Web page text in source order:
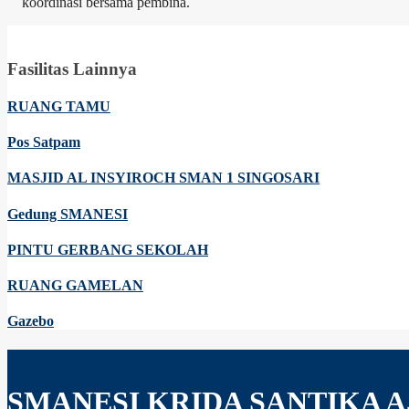
Fasilitas Lainnya
RUANG TAMU
Pos Satpam
MASJID AL INSYIROCH SMAN 1 SINGOSARI
Gedung SMANESI
PINTU GERBANG SEKOLAH
RUANG GAMELAN
Gazebo
SMANESI KRIDA SANTIKA